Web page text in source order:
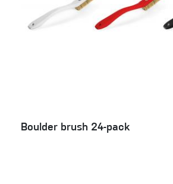
Boulder brush 24-pack